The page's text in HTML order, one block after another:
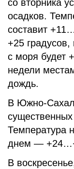
со вторника
осадков.
составит
+25
с моря будет
недели
дождь.
В Южно-
Температура
днем —
В